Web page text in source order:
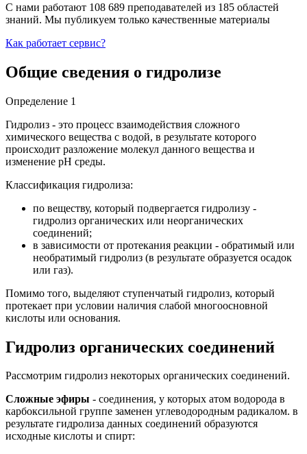
С нами работают 108 689 преподавателей из 185 областей
знаний. Мы публикуем только качественные материалы
Как работает сервис?
Общие сведения о гидролизе
Определение 1
Гидролиз - это процесс взаимодействия сложного
химического вещества с водой, в результате которого
происходит разложение молекул данного вещества и
изменение рН среды.
Классификация гидролиза:
по веществу, который подвергается гидролизу -
гидролиз органических или неорганических
соединений;
в зависимости от протекания реакции - обратимый или
необратимый гидролиз (в результате образуется осадок
или газ).
Помимо того, выделяют ступенчатый гидролиз, который
протекает при условии наличия слабой многоосновной
кислоты или основания.
Гидролиз органических соединений
Рассмотрим гидролиз некоторых органических соединений.
Сложные эфиры - соединения, у которых атом водорода в
карбоксильной группе заменен углеводородным радикалом. в
результате гидролиза данных соединений образуются
исходные кислоты и спирт: